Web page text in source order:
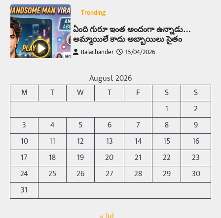
4
Trending
ఏంది గురూ ఇంత అందంగా ఉన్నాడు…
అమ్మాయిలే కాదు అబ్బాయిలు సైతం
Balachander 15/04/2026
బోమ్మ అని పిలుస్తాం. స్పెయిన్‌ అమ్మాయిలు చాలా
అందంగా ఉంటారనే నానుడి…
5
రోడ్డుపై ఏరులై పారిన బీర్లు… ఘాటుతో
మండుతున్న నోర్లు
Balachander 15/04/2026
ఉత్తర ప్రదేశ్‌లోని ఝాన్సీ జిల్లాలో ఒక వింతైన రోడ్డు
ప్రమాదం చోటుచేసుకుంది. ఝాన్సీ–కాన్పూర్ జాతీయ
రహదారిపై వేల సంఖ్యలో బీరు…
Trending
August 2026
M
T W T F S
S
1
2
3
4 5 6 7 8
9
10
11 12 13 14 15
16
17
18 19 20 21 22
23
24
25 26 27 28 29
30
31